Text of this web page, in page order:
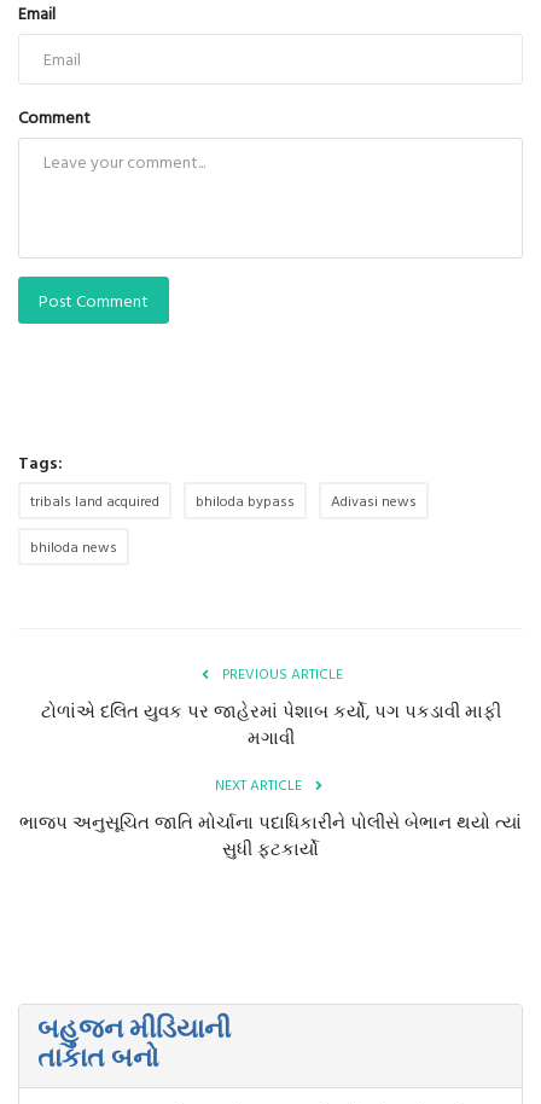
Email
Comment
Post Comment
Tags:
tribals land acquired bhiloda bypass Adivasi news
bhiloda news
PREVIOUS ARTICLE
ટોળાંએ દલિત યુવક પર જાહેરમાં પેશાબ કર્યો, પગ પકડાવી માફી
મગાવી
NEXT ARTICLE
ભાજપ અનુસૂચિત જાતિ મોર્ચાના પદાધિકારીને પોલીસે બેભાન થયો ત્યાં
સુધી ફટકાર્યો
બહુજન મીડિયાની
તાકાત બનો